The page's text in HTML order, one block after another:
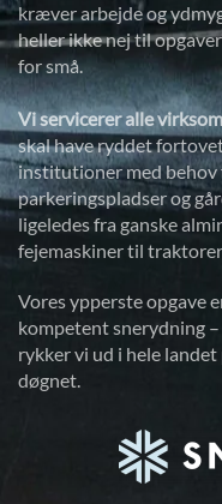
kræver arbejde og
heller ikke nej til
for små.
Vi servicerer alle
skal have ryddet
institutioner med
parkeringspladser og
ligeledes fra ganske
fejemaskiner til
Vores ypperste opgave
kompetent snerydning
rykker vi ud i hele landet
døgnet.